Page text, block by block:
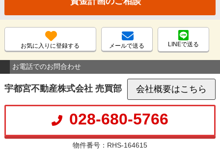
お気に入りに登録する メールで送る LINEで送る
お電話でのお問合わせ
宇都宮不動産株式会社 売買部 会社概要はこちら
028-680-5766
物件番号：RHS-164615